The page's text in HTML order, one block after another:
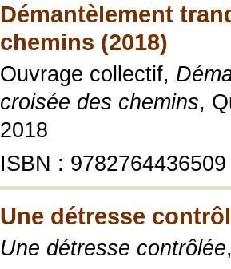
Démantèlement
chemins (2018)
Ouvrage collectif,
croisée des chemins,
2018
ISBN : 9782764436509
Une détresse
Une détresse contrôlée